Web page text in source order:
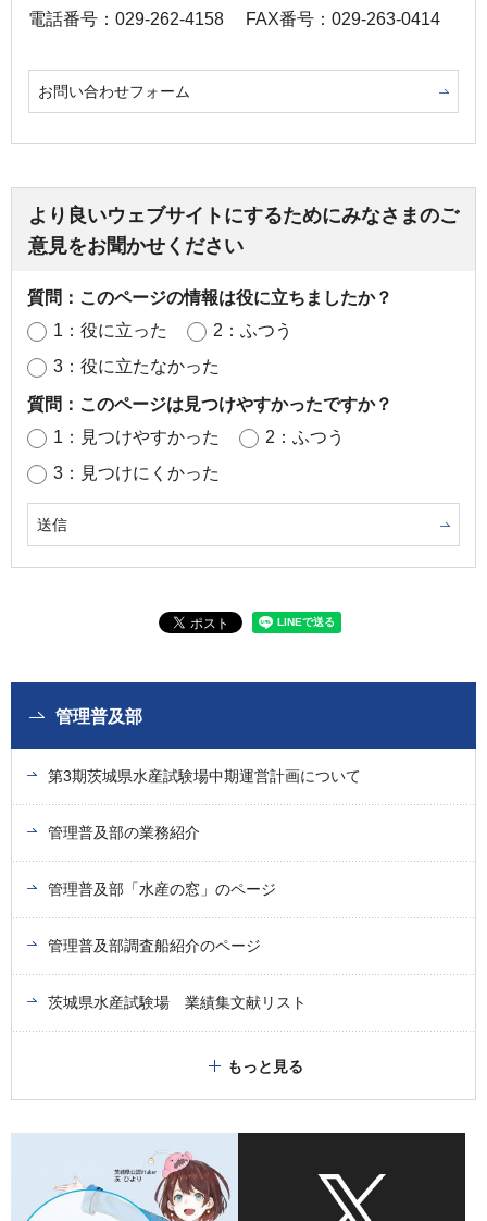
電話番号：029-262-4158
FAX番号：029-263-0414
お問い合わせフォーム
より良いウェブサイトにするためにみなさまのご
意見をお聞かせください
質問：このページの情報は役に立ちましたか？
1：役に立った
2：ふつう
3：役に立たなかった
質問：このページは見つけやすかったですか？
1：見つけやすかった
2：ふつう
3：見つけにくかった
管理普及部
第3期茨城県水産試験場中期運営計画について
管理普及部の業務紹介
管理普及部「水産の窓」のページ
管理普及部調査船紹介のページ
茨城県水産試験場 業績集文献リスト
もっと見る